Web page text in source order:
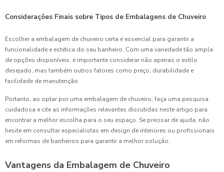
Considerações Finais sobre Tipos de Embalagens de Chuveiro
Escolher a embalagem de chuveiro certa é essencial para garantir a
funcionalidade e estética do seu banheiro. Com uma variedade tão ampla
de opções disponíveis, é importante considerar não apenas o estilo
desejado, mas também outros fatores como preço, durabilidade e
facilidade de manutenção.
Portanto, ao optar por uma embalagem de chuveiro, faça uma pesquisa
cuidadosa e cite as informações relevantes discutidas neste artigo para
encontrar a melhor escolha para o seu espaço. Se precisar de ajuda, não
hesite em consultar especialistas em design de interiores ou profissionais
em reformas de banheiros para garantir a melhor solução.
Vantagens da Embalagem de Chuveiro